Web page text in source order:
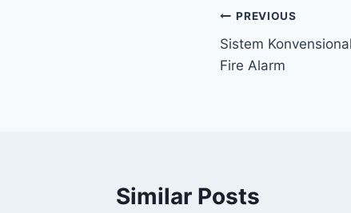
PREVIOUS
Sistem
Fire Alarm
Similar Posts